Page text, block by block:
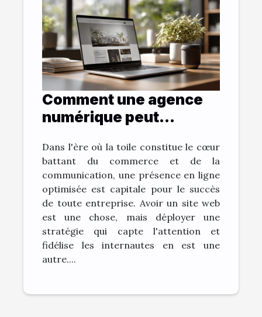
Comment une agence
numérique peut
présence en ligne
Dans l'ère où la toile constitue le cœur
battant du commerce et de la
communication, une présence en ligne
optimisée est capitale pour le succès
de toute entreprise. Avoir un site web
est une chose, mais déployer une
stratégie qui capte l'attention et
fidélise les internautes en est une
autre....